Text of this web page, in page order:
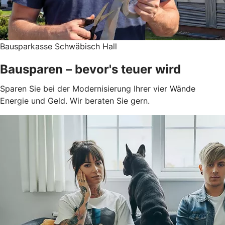
Bausparkasse Schwäbisch Hall
Bausparen – bevor's teuer wird
Sparen Sie bei der Modernisierung Ihrer vier Wände
Energie und Geld. Wir beraten Sie gern.